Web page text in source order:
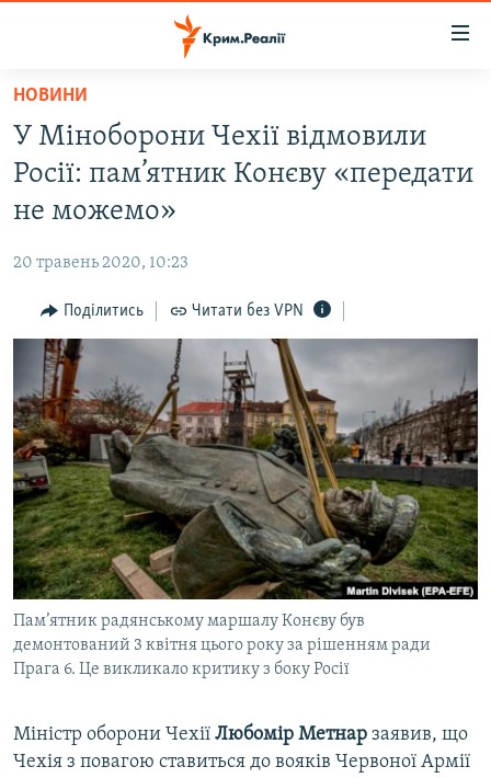
Перейти
основного
матеріалу
до
основної
навігації
Перейти
до
пошуку
БЛОГИ
ПОГЛЯД
ІНТЕРВ'Ю
ВСЕ ЗА ДЕНЬ
СПЕЦПРОЕКТИ
ДЕПОРТАЦІЯ
ВІДЕОУРОКИ «ELIFBE»
СВІДЧЕННЯ ОКУПАЦІЇ
УКРАЇНСЬКА ПРОБЛЕМА КРИМУ
ІНФОГРАФІКА
ЯК ОБІЙТИ БЛОКУВАННЯ
Русский
Qırımtatar
ДОЛУЧАЙСЯ!
Усі сайти RFE/RL
НОВИНИ
У Міноборони Чехії відмовили
Росії: пам’ятник Конєву «передати
не можемо»
20 травень 2020, 10:23
Поділитись Читати без VPN
Пам’ятник радянському маршалу Конєву був
демонтований 3 квітня цього року за рішенням ради
Прага 6. Це викликало критику з боку Росії
Міністр оборони Чехії Любомір Метнар заявив, що
Чехія з повагою ставиться до вояків Червоної Армії